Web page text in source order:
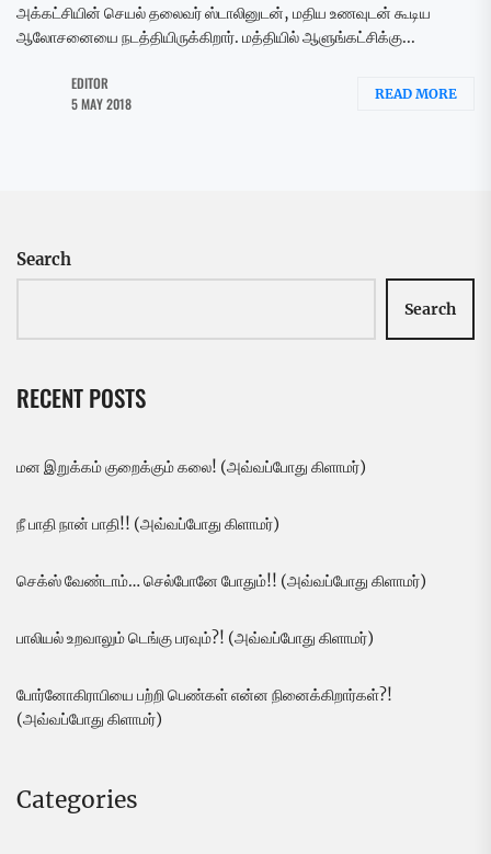
அக்கட்சியின் செயல் தலைவர் ஸ்டாலினுடன், மதிய உணவுடன் கூடிய
ஆலோசனையை நடத்தியிருக்கிறார். மத்தியில் ஆளுங்கட்சிக்கு...
EDITOR
5 MAY 2018
READ MORE
Search
Search
RECENT POSTS
மன இறுக்கம் குறைக்கும் கலை! (அவ்வப்போது கிளாமர்)
நீ பாதி நான் பாதி!! (அவ்வப்போது கிளாமர்)
செக்ஸ் வேண்டாம்… செல்போனே போதும்!! (அவ்வப்போது கிளாமர்)
பாலியல் உறவாலும் டெங்கு பரவும்?! (அவ்வப்போது கிளாமர்)
போர்னோகிராபியை பற்றி பெண்கள் என்ன நினைக்கிறார்கள்?!
(அவ்வப்போது கிளாமர்)
Categories